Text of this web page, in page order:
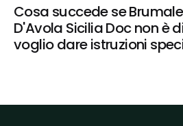
Cosa succede se
D'Avola Sicilia Doc non è
voglio dare istruzioni